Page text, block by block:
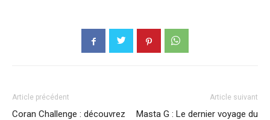
Article précédent
Coran Challenge : découvrez
Article suivant
Masta G : Le dernier voyage du